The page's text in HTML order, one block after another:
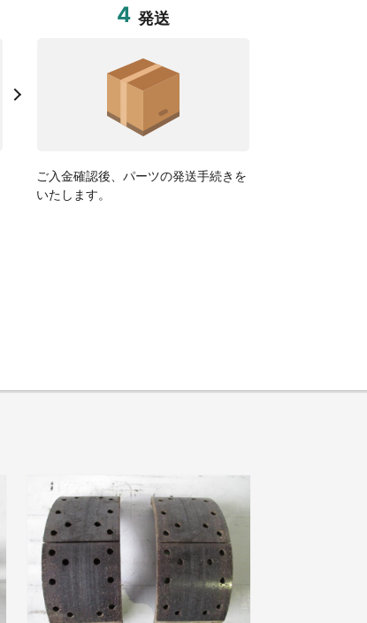
4 発送
ご入金確認後、パーツの発送手続きを
いたします。